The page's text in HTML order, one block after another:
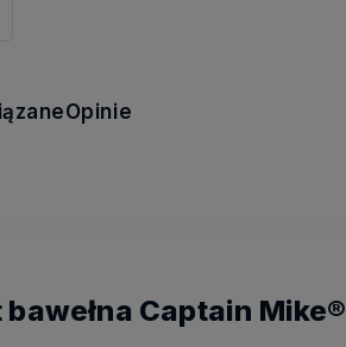
Opinie
Captain Mike®